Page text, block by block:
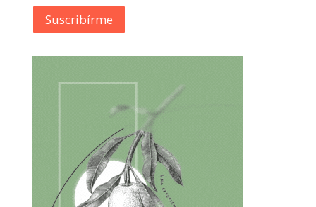
Suscribírme